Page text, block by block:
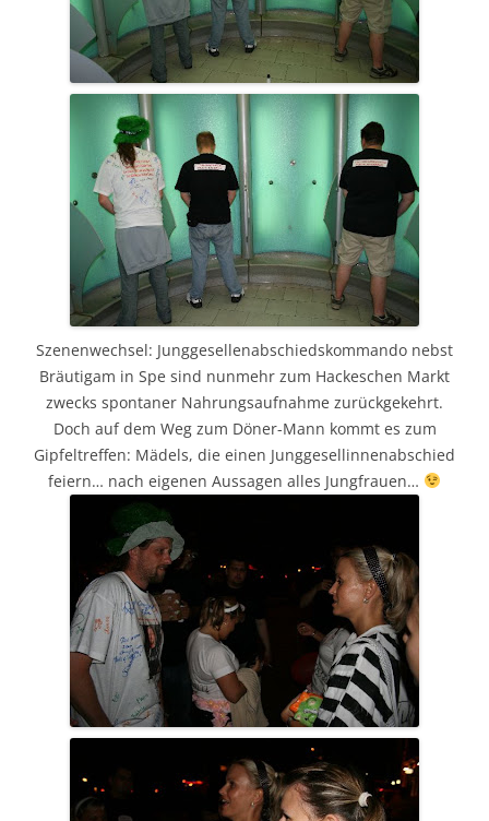
Szenenwechsel: Junggesellenabschiedskommando nebst
Bräutigam in Spe sind nunmehr zum Hackeschen Markt
zwecks spontaner Nahrungsaufnahme zurückgekehrt.
Doch auf dem Weg zum Döner-Mann kommt es zum
Gipfeltreffen: Mädels, die einen Junggesellinnenabschied
feiern… nach eigenen Aussagen alles Jungfrauen…